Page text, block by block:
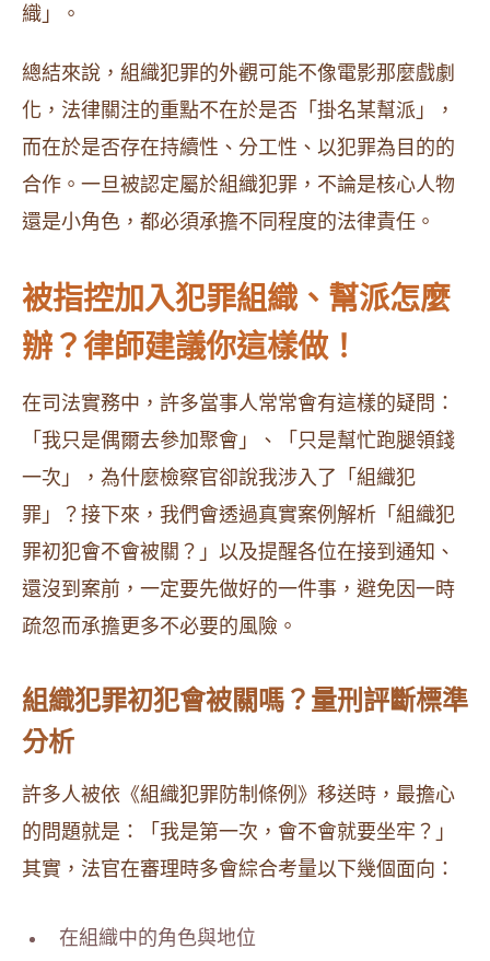
織」。
總結來說，組織犯罪的外觀可能不像電影那麼戲劇
化，法律關注的重點不在於是否「掛名某幫派」，
而在於是否存在持續性、分工性、以犯罪為目的的
合作。一旦被認定屬於組織犯罪，不論是核心人物
還是小角色，都必須承擔不同程度的法律責任。
被指控加入犯罪組織、幫派怎麼
辦？律師建議你這樣做！
在司法實務中，許多當事人常常會有這樣的疑問：
「我只是偶爾去參加聚會」、「只是幫忙跑腿領錢
一次」，為什麼檢察官卻說我涉入了「組織犯
罪」？接下來，我們會透過真實案例解析「組織犯
罪初犯會不會被關？」以及提醒各位在接到通知、
還沒到案前，一定要先做好的一件事，避免因一時
疏忽而承擔更多不必要的風險。
組織犯罪初犯會被關嗎？量刑評斷標準
分析
許多人被依《組織犯罪防制條例》移送時，最擔心
的問題就是：「我是第一次，會不會就要坐牢？」
其實，法官在審理時多會綜合考量以下幾個面向：
在組織中的角色與地位